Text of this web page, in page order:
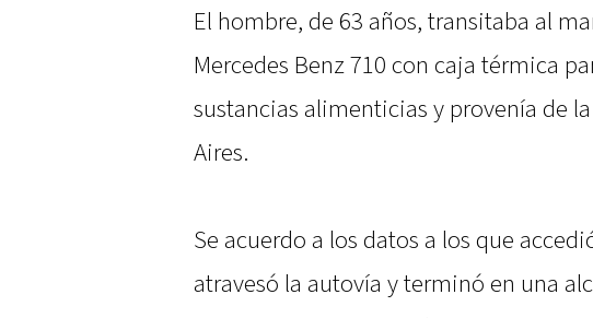
El hombre, de 63 años, transitaba al
Mercedes Benz 710 con caja térmica
sustancias alimenticias y provenía de
Aires.
Se acuerdo a los datos a los que
atravesó la autovía y terminó en una